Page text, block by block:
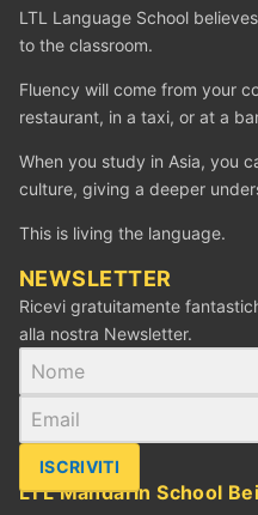
LTL Language School
to the classroom.
Fluency will come from your
restaurant, in a taxi, or at a
When you study in Asia, you
culture, giving a deeper
This is living the language.
NEWSLETTER
Ricevi gratuitamente
alla nostra Newsletter.
ISCRIVITI
LTL Mandarin School